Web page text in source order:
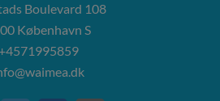
Boulevard 108
København S
+4571995859